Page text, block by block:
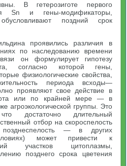
В гетерозиготе первого
Sn и гены-модификаторы,
поздний срок
проявились различия в
по наследованию времени
он формулирует гипотезу
согласно которой гены,
физиологические свойства,
периода всходы—
проявляют свое действие в
или по крайней мере — в
агроэкологической группы. Это
достаточно длительный
отбор на скороспелость
позднеспелость — в других
может привести к
участков цитоплазмы,
позднего срока цветения